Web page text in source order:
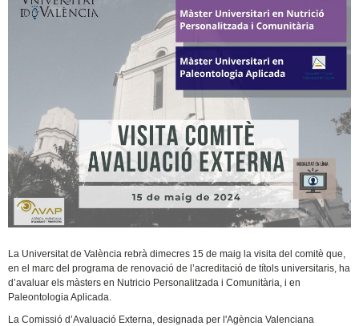
La Universitat de València rebrà dimecres 15 de maig la visita del comitè que,
en el marc del programa de renovació de l’acreditació de títols universitaris, ha
d’avaluar els màsters en Nutricio Personalitzada i Comunitària, i en
Paleontologia Aplicada.
La Comissió d’Avaluació Externa, designada per l'Agència Valenciana